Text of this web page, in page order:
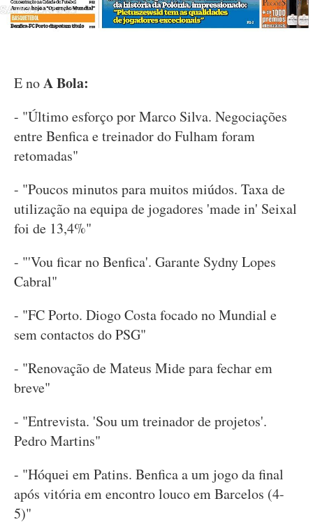
E noA Bola:
- "Último esforço por Marco Silva. Negociações
entre Benfica e treinador do Fulham foram
retomadas"
- "Poucos minutos para muitos miúdos. Taxa de
utilização na equipa de jogadores 'made in' Seixal
foi de 13,4%"
- "'Vou ficar no Benfica'. Garante Sydny Lopes
Cabral"
- "FC Porto. Diogo Costa focado no Mundial e
sem contactos do PSG"
- "Renovação de Mateus Mide para fechar em
breve"
- "Entrevista. 'Sou um treinador de projetos'.
Pedro Martins"
- "Hóquei em Patins. Benfica a um jogo da final
após vitória em encontro louco em Barcelos (4-
5)"